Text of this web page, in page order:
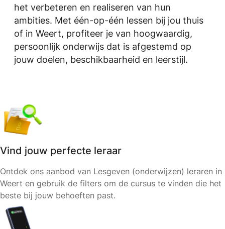
het verbeteren en realiseren van hun
ambities. Met één-op-één lessen bij jou thuis
of in Weert, profiteer je van hoogwaardig,
persoonlijk onderwijs dat is afgestemd op
jouw doelen, beschikbaarheid en leerstijl.
Vind jouw perfecte leraar
Ontdek ons aanbod van Lesgeven (onderwijzen) leraren in
Weert en gebruik de filters om de cursus te vinden die het
beste bij jouw behoeften past.